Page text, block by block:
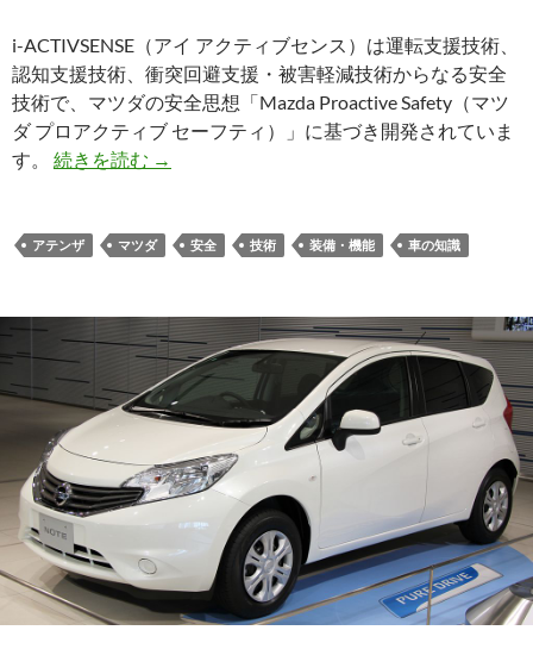
i-ACTIVSENSE（アイ アクティブセンス）は運転支援技術、
認知支援技術、衝突回避支援・被害軽減技術からなる安全
技術で、マツダの安全思想「Mazda Proactive Safety（マツ
ダ プロアクティブ セーフティ）」に基づき開発されていま
す。 続きを読む →
アテンザ マツダ 安全 技術 装備・機能 車の知識